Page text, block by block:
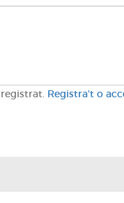
Registra't o